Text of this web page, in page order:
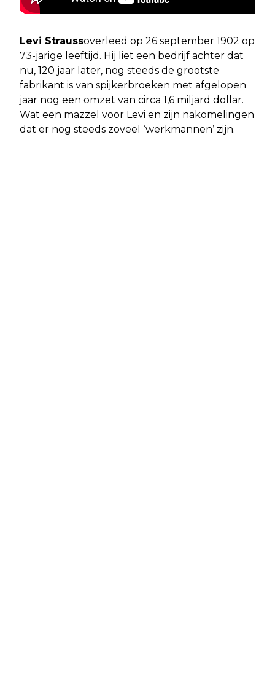
Levi Straussoverleed op 26 september 1902 op
73-jarige leeftijd. Hij liet een bedrijf achter dat
nu, 120 jaar later, nog steeds de grootste
fabrikant is van spijkerbroeken met afgelopen
jaar nog een omzet van circa 1,6 miljard dollar.
Wat een mazzel voor Levi en zijn nakomelingen
dat er nog steeds zoveel ‘werkmannen’ zijn.